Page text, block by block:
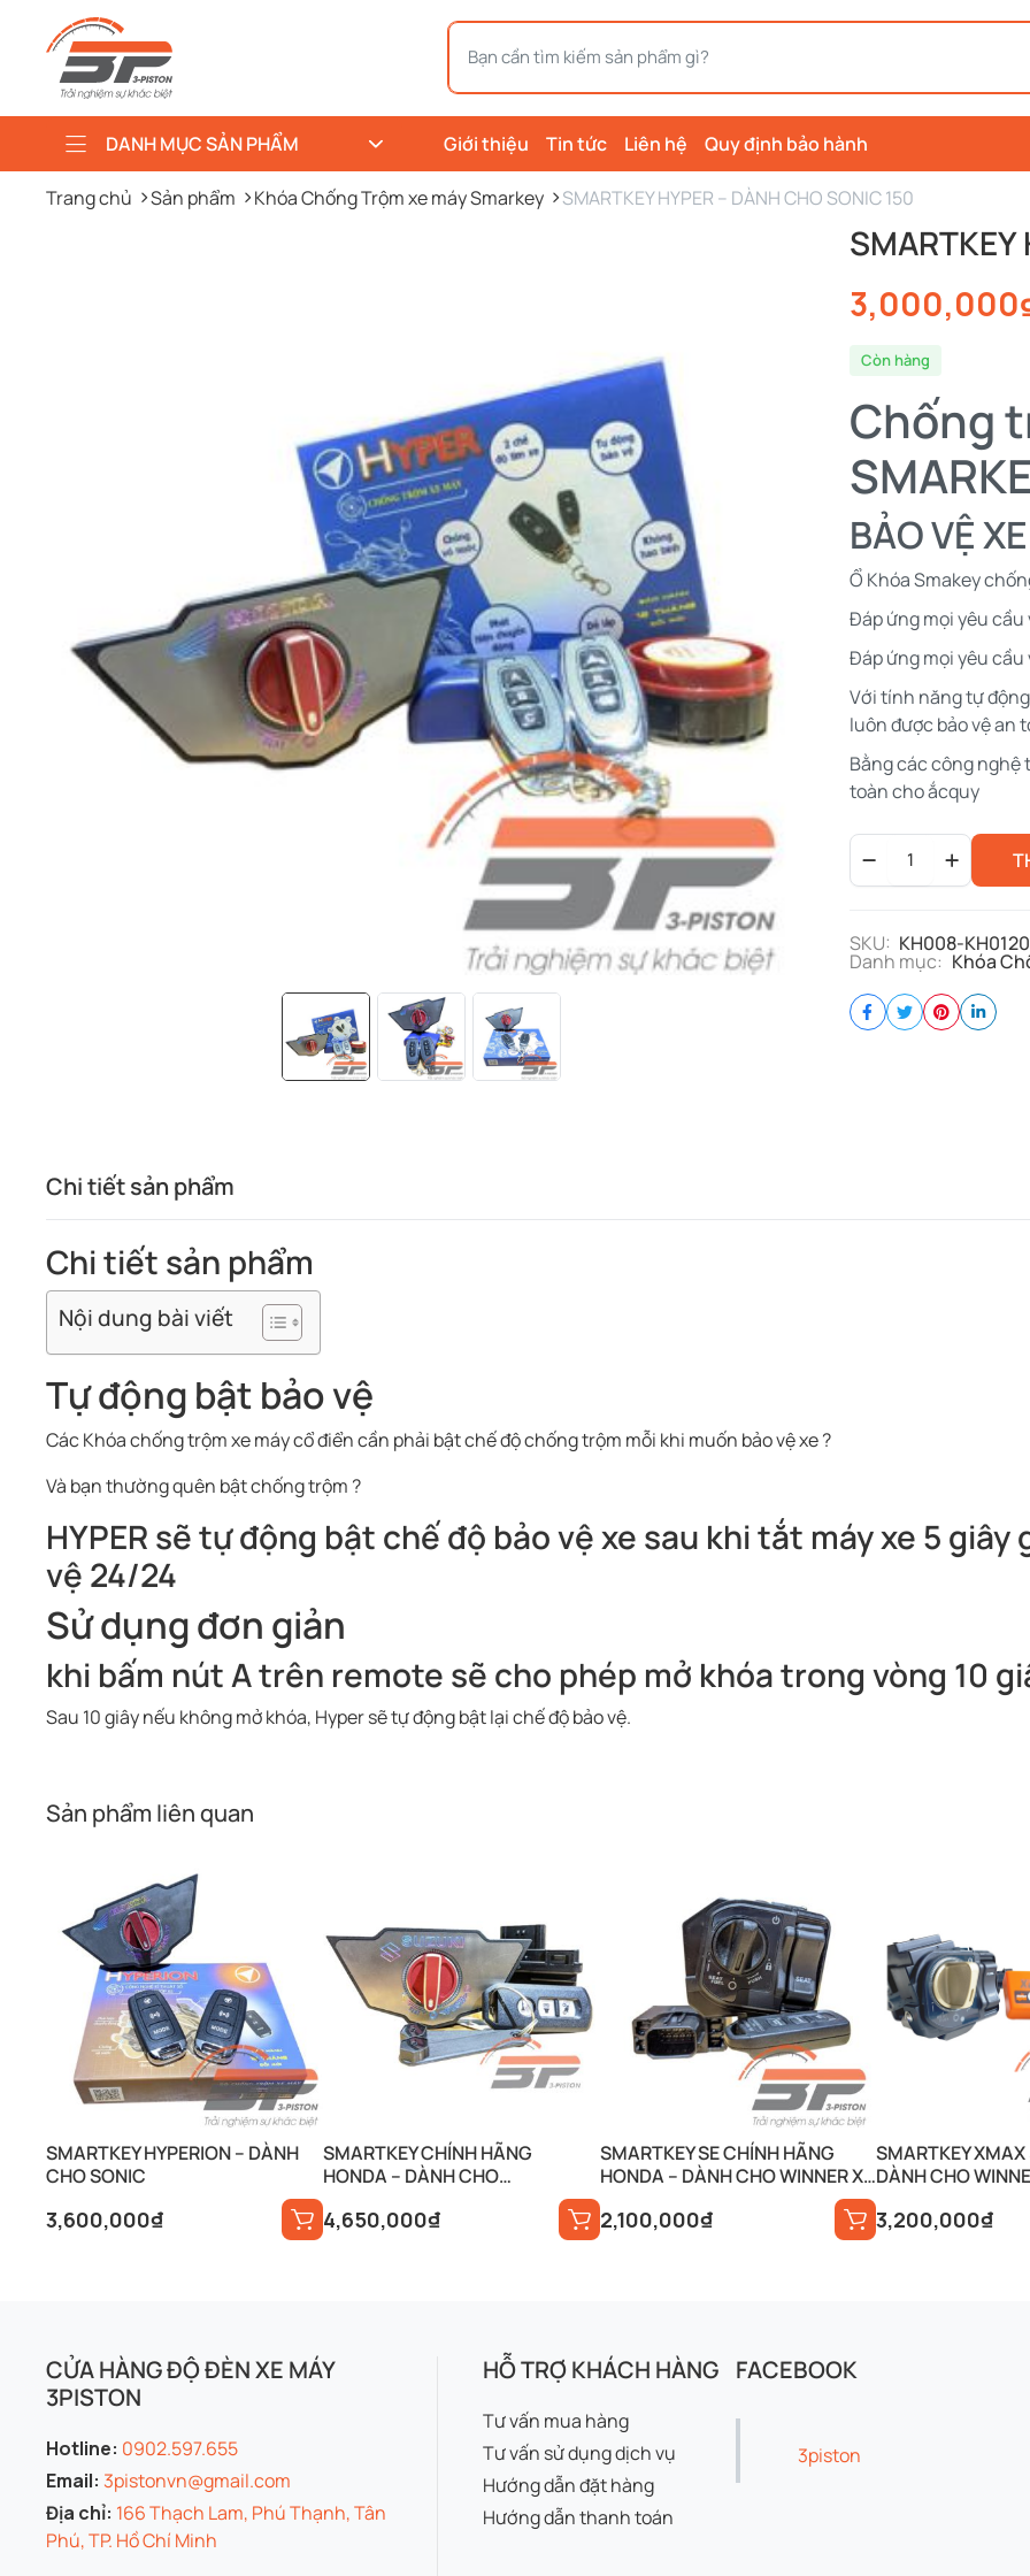
DANH MỤC SẢN PHẨM Giới thiệu Tin tức Liên hệ Quy định bảo hành
Trang chủ Sản phẩm Khóa Chống Trộm xe máy Smarkey SMARTKEY HYPER – DÀNH CHO SONIC 150
SMARTKEY
3,000,000
Còn hàng
Chống
BẢO VỆ
Ổ Khóa Smakey
Đáp ứng mọi yêu
Đáp ứng mọi yêu cầu
Với tính năng tự động
luôn được bảo vệ an
Bằng các công nghệ
toàn cho ắcquy
HYPER
-
SONIC
150
quantity
SKU: KH008-KH0120
Danh mục: Khóa
Chi tiết sản phẩm
Chi tiết sản phẩm
Nội dung bài viết
Tự động bật bảo vệ
Các Khóa chống trộm xe máy cổ điển cần phải bật chế độ chống trộm mỗi khi muốn bảo vệ xe ?
Và bạn thường quên bật chống trộm ?
HYPER sẽ tự động bật chế độ bảo vệ xe sau khi tắt máy xe 5
vệ 24/24
Sử dụng đơn giản
khi bấm nút A trên remote sẽ cho phép mở khóa trong vòng 10
Sau 10 giây nếu không mở khóa, Hyper sẽ tự động bật lại chế độ bảo vệ.
Sản phẩm liên quan
SMARTKEY HYPERION – DÀNH
CHO SONIC
3,600,000₫
SMARTKEY CHÍNH HÃNG
HONDA – DÀNH CHO
RAIDER/SATRIA
4,650,000₫
SMARTKEY SE CHÍNH HÃNG
HONDA – DÀNH CHO WINNER X,
VARIO, VISION, SCOOPY,…
2,100,000₫
SMARTKEY
DÀNH CHO
3,200,000₫
CỬA HÀNG ĐỘ ĐÈN XE MÁY
3PISTON
Hotline: 0902.597.655
Email: 3pistonvn@gmail.com
Địa chỉ: 166 Thạch Lam, Phú Thạnh, Tân
Phú, TP. Hồ Chí Minh
HỖ TRỢ KHÁCH HÀNG
Tư vấn mua hàng
Tư vấn sử dụng dịch vụ
Hướng dẫn đặt hàng
Hướng dẫn thanh toán
FACEBOOK
3piston